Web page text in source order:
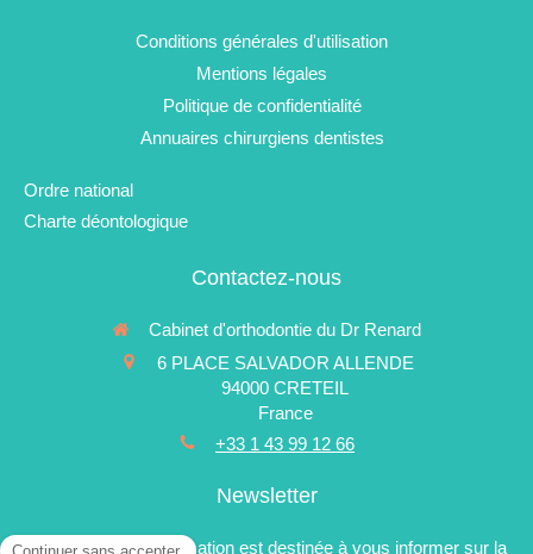
Conditions générales d'utilisation
Mentions légales
Politique de confidentialité
Annuaires chirurgiens dentistes
Ordre national
Charte déontologique
Contactez-nous
Cabinet d'orthodontie du Dr Renard
6 PLACE SALVADOR ALLENDE
94000 CRETEIL
France
+33 1 43 99 12 66
Newsletter
La newsletter d'information est destinée à vous informer sur la